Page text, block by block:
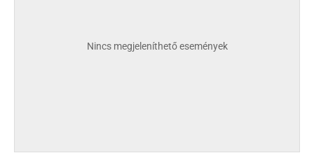
Nincs megjeleníthető események